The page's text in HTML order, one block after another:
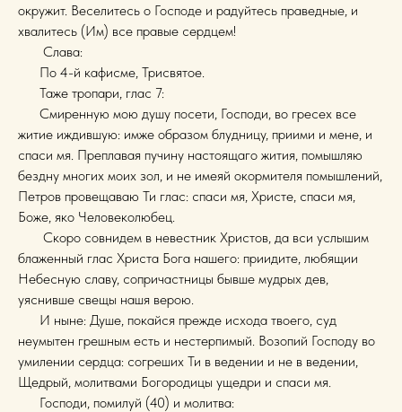
окружит. Веселитесь о Господе и радуйтесь праведные, и
хвалитесь (Им) все правые сердцем!
Слава:
По 4-й кафисме, Трисвятое.
Таже тропари, глас 7:
Смиренную мою душу посети, Господи, во гресех все
житие иждившую: имже образом блудницу, приими и мене, и
спаси мя. Преплавая пучину настоящаго жития, помышляю
бездну многих моих зол, и не имеяй окормителя помышлений,
Петров провещаваю Ти глас: спаси мя, Христе, спаси мя,
Боже, яко Человеколюбец.
Скоро совнидем в невестник Христов, да вси услышим
блаженный глас Христа Бога нашего: приидите, любящии
Небесную славу, сопричастницы бывше мудрых дев,
уяснивше свещы нашя верою.
И ныне: Душе, покайся прежде исхода твоего, суд
неумытен грешным есть и нестерпимый. Возопий Господу во
умилении сердца: согреших Ти в ведении и не в ведении,
Щедрый, молитвами Богородицы ущедри и спаси мя.
Господи, помилуй (40) и молитва: